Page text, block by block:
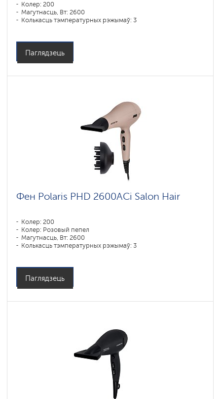
Колер: 200
Магутнасць, Вт: 2600
Колькасць тэмпературных рэжымаў: 3
Паглядзець
Фен Polaris PHD 2600AСi Salon Hair
Колер: 200
Колер: Розовый пепел
Магутнасць, Вт: 2600
Колькасць тэмпературных рэжымаў: 3
Паглядзець